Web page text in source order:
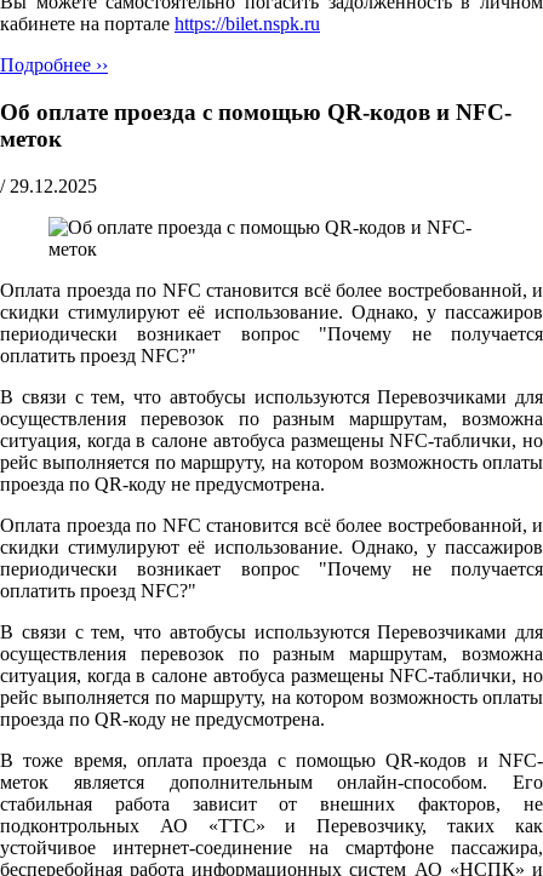
кабинете на портале https://bilet.nspk.ru
Подробнее ››
Об оплате проезда с помощью QR-кодов и NFC-
меток
/ 29.12.2025
Оплата проезда по NFC становится всё более востребованной, и
скидки стимулируют её использование. Однако, у пассажиров
периодически возникает вопрос "Почему не получается
оплатить проезд NFC?"
В связи с тем, что автобусы используются Перевозчиками для
осуществления перевозок по разным маршрутам, возможна
ситуация, когда в салоне автобуса размещены NFC-таблички, но
рейс выполняется по маршруту, на котором возможность оплаты
проезда по QR-коду не предусмотрена.
Оплата проезда по NFC становится всё более востребованной, и
скидки стимулируют её использование. Однако, у пассажиров
периодически возникает вопрос "Почему не получается
оплатить проезд NFC?"
В связи с тем, что автобусы используются Перевозчиками для
осуществления перевозок по разным маршрутам, возможна
ситуация, когда в салоне автобуса размещены NFC-таблички, но
рейс выполняется по маршруту, на котором возможность оплаты
проезда по QR-коду не предусмотрена.
В тоже время, оплата проезда с помощью QR-кодов и NFC-
меток является дополнительным онлайн-способом. Его
стабильная работа зависит от внешних факторов, не
подконтрольных АО «ТТС» и Перевозчику, таких как
устойчивое интернет-соединение на смартфоне пассажира,
бесперебойная работа информационных систем АО «НСПК» и